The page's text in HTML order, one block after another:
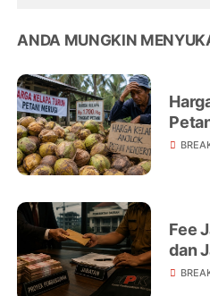
ANDA MUNGKIN
Fee
dan